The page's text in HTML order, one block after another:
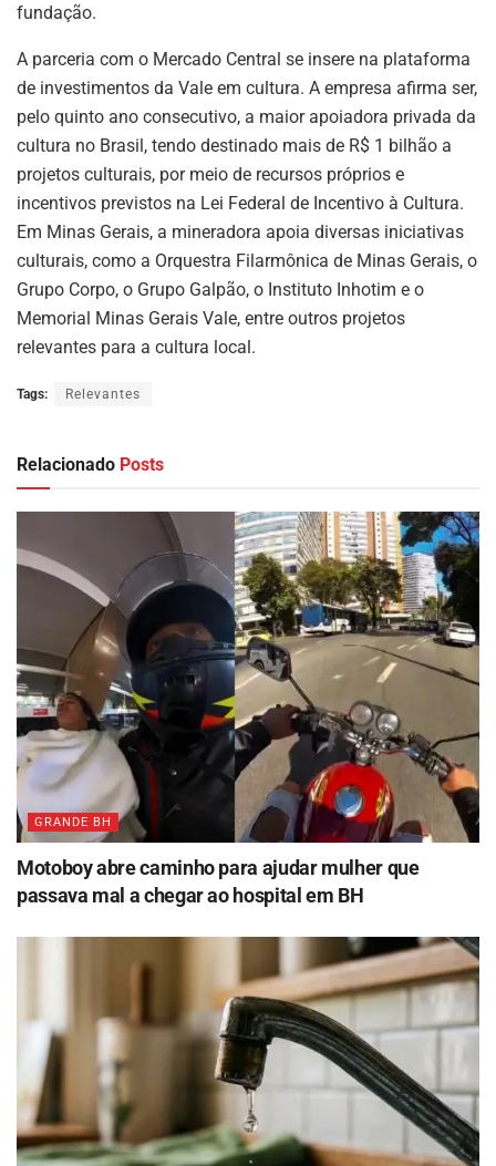
fundação.
A parceria com o Mercado Central se insere na plataforma
de investimentos da Vale em cultura. A empresa afirma ser,
pelo quinto ano consecutivo, a maior apoiadora privada da
cultura no Brasil, tendo destinado mais de R$ 1 bilhão a
projetos culturais, por meio de recursos próprios e
incentivos previstos na Lei Federal de Incentivo à Cultura.
Em Minas Gerais, a mineradora apoia diversas iniciativas
culturais, como a Orquestra Filarmônica de Minas Gerais, o
Grupo Corpo, o Grupo Galpão, o Instituto Inhotim e o
Memorial Minas Gerais Vale, entre outros projetos
relevantes para a cultura local.
Tags: Relevantes
Relacionado Posts
GRANDE BH
Motoboy abre caminho para ajudar mulher que
passava mal a chegar ao hospital em BH